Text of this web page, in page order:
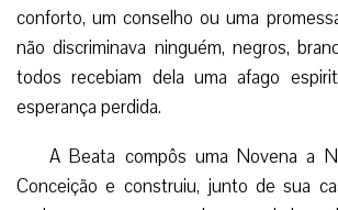
conforto, um conselho ou uma
não discriminava ninguém, negros,
todos recebiam dela uma afago
esperança perdida.
A Beata compôs uma Novena a
Conceição e construiu, junto de sua